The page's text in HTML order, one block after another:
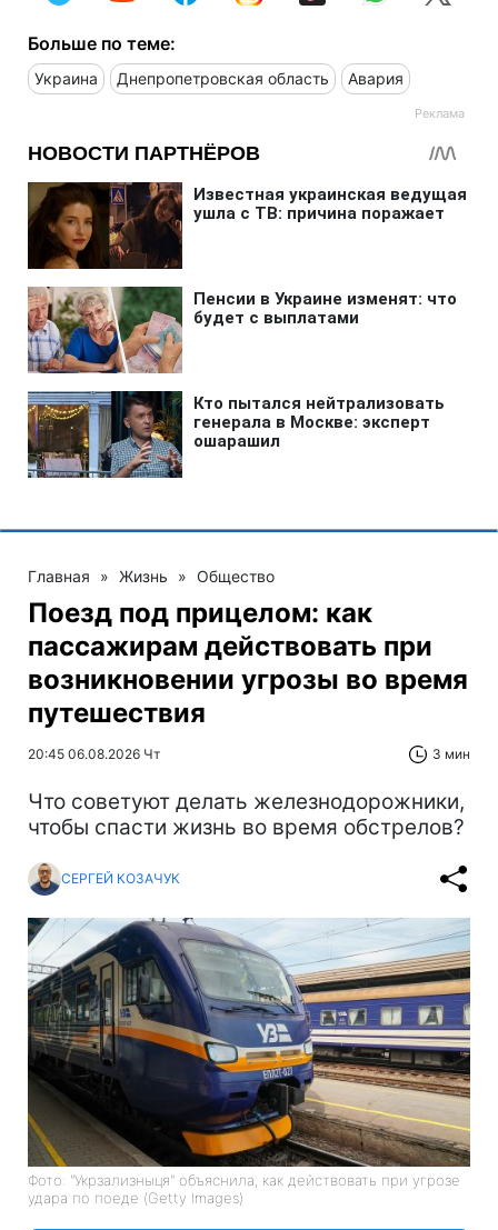
Больше по теме:
Украина Днепропетровская область Авария
Главная » Жизнь » Общество
Поезд под прицелом: как
пассажирам действовать при
возникновении угрозы во время
путешествия
20:45 06.08.2026 Чт 3 мин
Что советуют делать железнодорожники,
чтобы спасти жизнь во время обстрелов?
СЕРГЕЙ КОЗАЧУК
Фото: "Укрзализныця" объяснила, как действовать при угрозе
удара по поеде (Getty Images)